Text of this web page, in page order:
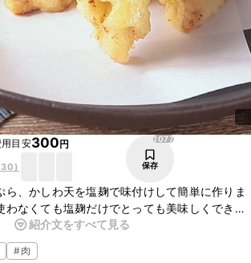
目安300円
30)
1077
保存
ら、かしわ天を塩麹で味付けして簡単に作りま
わなくても塩麹だけでとっても美味しくできま
み込んでやわらかくジューシーに揚がったかし
しさです。
紹介文をすべて見る
#肉